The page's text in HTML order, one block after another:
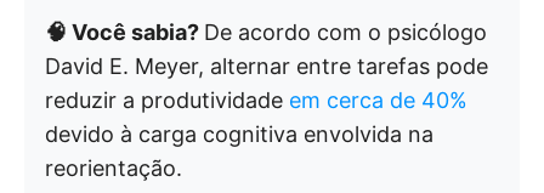
🧠 Você sabia? De acordo com o psicólogo
David E. Meyer, alternar entre tarefas pode
reduzir a produtividade em cerca de 40%
devido à carga cognitiva envolvida na
reorientação.